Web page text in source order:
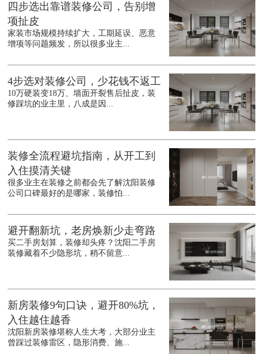
四步选出靠谱装修公司，告别增
项扯皮
家装市场规模持续扩大，工期延误、恶意
增项等问题频发，所以很多业主...
4步选对装修公司，少花钱不返工
10万硬装变18万、墙面开裂售后扯皮，装
修踩坑的业主里，八成是因...
装修全流程避坑指南，从开工到
入住摸清关键
很多业主在装修之前都会先了解沈阳装修
公司口碑最好的是哪家，装修怕...
避开翻新坑，老房焕新少走弯路
买二手房划算，装修却头疼？沈阳二手房
装修藏着不少隐形坑，稍不留意...
新房装修9句口诀，避开80%坑，
入住越住越香
沈阳新房装修堪称人生大考，大部分业主
曾踩过装修雷区，隐形消费、施...